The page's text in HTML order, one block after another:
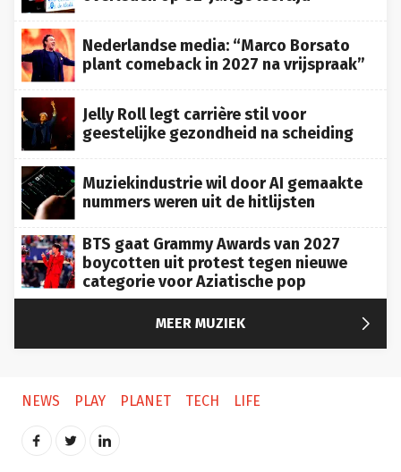
Nederlandse media: “Marco Borsato
plant comeback in 2027 na vrijspraak”
Jelly Roll legt carrière stil voor
geestelijke gezondheid na scheiding
Muziekindustrie wil door AI gemaakte
nummers weren uit de hitlijsten
BTS gaat Grammy Awards van 2027
boycotten uit protest tegen nieuwe
categorie voor Aziatische pop
MEER MUZIEK 
NEWS PLAY PLANET TECH LIFE